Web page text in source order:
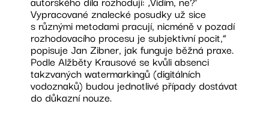
Vypracované znalecké posudky už sice
s různými metodami pracují, nicméně v pozadí
rozhodovacího procesu je subjektivní pocit,“
popisuje Jan Zibner, jak funguje běžná praxe.
Podle Alžběty Krausové se kvůli absenci
takzvaných watermarkingů (digitálních
vodoznaků) budou jednotlivé případy dostávat
do důkazní nouze.